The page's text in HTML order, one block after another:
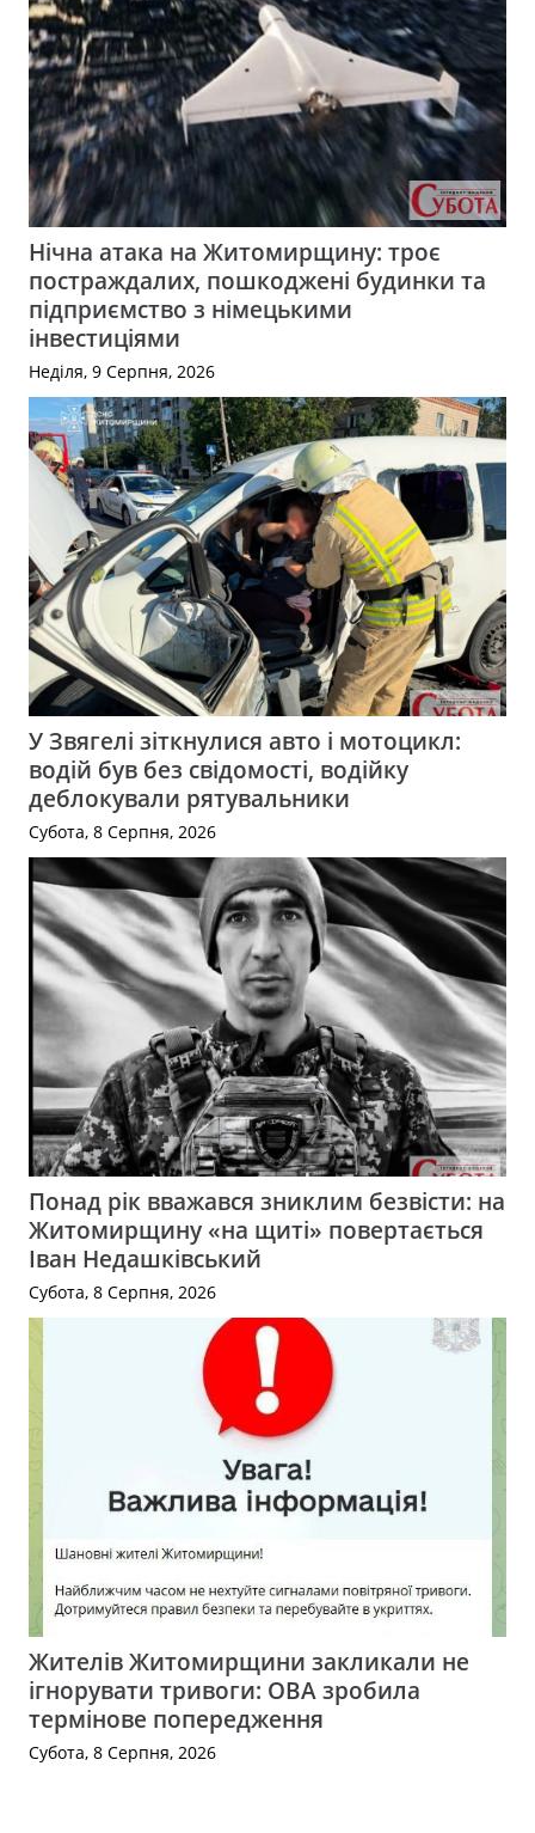
Нічна атака на Житомирщину: троє
постраждалих, пошкоджені будинки та
підприємство з німецькими
інвестиціями
Неділя, 9 Серпня, 2026
У Звягелі зіткнулися авто і мотоцикл:
водій був без свідомості, водійку
деблокували рятувальники
Субота, 8 Серпня, 2026
Понад рік вважався зниклим безвісти: на
Житомирщину «на щиті» повертається
Іван Недашківський
Субота, 8 Серпня, 2026
Жителів Житомирщини закликали не
ігнорувати тривоги: ОВА зробила
термінове попередження
Субота, 8 Серпня, 2026